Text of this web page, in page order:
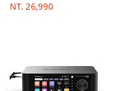
NT. 26,990